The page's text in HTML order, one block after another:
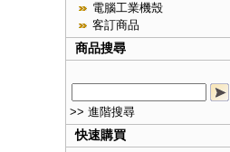
電腦工業機殼
客訂商品
商品搜尋
>> 進階搜尋
快速購買